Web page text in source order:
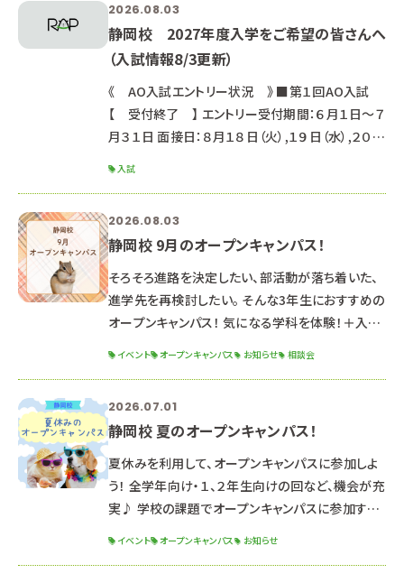
ら、学校の雰囲気や先輩との交流も楽しめる特別
な講座です♪ わんちゃんとのふれあいタイムもご
用意しています 先日のオープンキャンパスで募集
を開始しましたが、ご好評につき、募集枠を拡大し
ました！ たくさんの反響をいただきあ
2026.08.03
静岡校 2027年度入学をご希望の皆さんへ
（入試情報8/3更新）
《 AO入試エントリー状況 》 ■第１回AO入試
【 受付終了 】 エントリー受付期間：６月１日～７
月３１日 面接日：８月１８日（火）,１９日（水）,２０日
確認をお願いします。 ■第２回AO入試 【 受付
中 】 ※一部学科はAO入試エントリーを締め切っ
ています。 エントリー受付期間：８月１日～８月３１
日 面接日：９月５日（土
入試
2026.08.03
静岡校 9月のオープンキャンパス！
そろそろ進路を決定したい、部活動が落ち着いた、
進学先を再検討したい。 そんな3年生におすすめの
オープンキャンパス！ 気になる学科を体験！＋入試
明・入試説明会 アンケート 適性検査（対象者のみ）
終了 ☆申込方法☆ こちらのフォームに入力 or
LINEや電話でもOKです☆ ▶申込フォームはこち
ら ▶公式LINEお友達
イベント オープンキャンパス お知らせ 相談会
2026.07.01
静岡校 夏のオープンキャンパス！
夏休みを利用して、オープンキャンパスに参加しよ
う！ 全学年向け・１、２年生向けの回など、機会が充
実♪ 学校の課題でオープンキャンパスに参加する
イベント オープンキャンパス お知らせ